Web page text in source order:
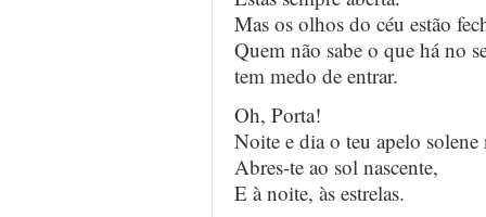
Mas os olhos do céu estão
Quem não sabe o que há no
tem medo de entrar.
Oh, Porta!
Noite e dia o teu apelo solene
Abres-te ao sol nascente,
E à noite, às estrelas.